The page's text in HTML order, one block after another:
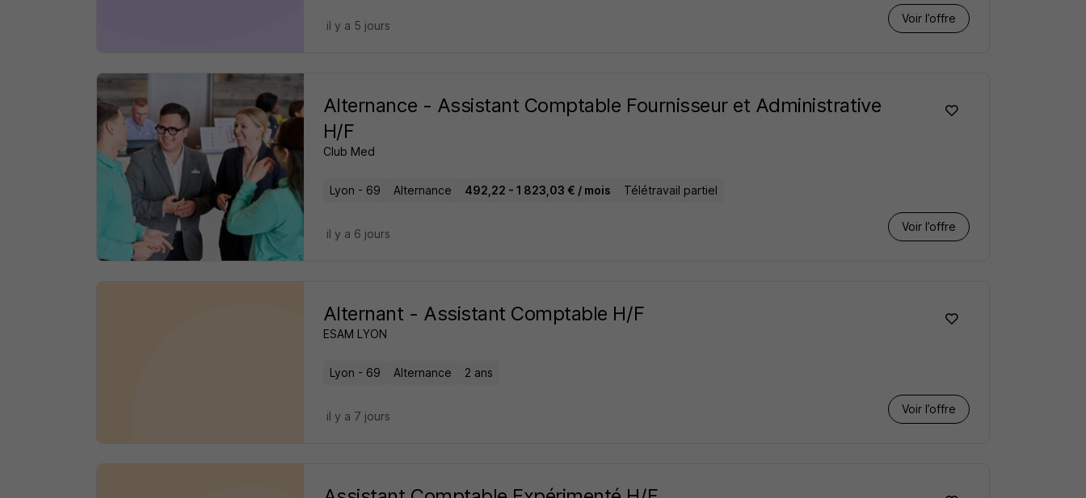
Voir l’offre
il y a 5 jours
Alternance - Assistant Comptable Fournisseur et Administrative
H/F
Club Med
Lyon - 69 Alternance 492,22 - 1 823,03 € / mois Télétravail partiel
Voir l’offre
il y a 6 jours
Alternant - Assistant Comptable H/F
ESAM LYON
Lyon - 69 Alternance 2 ans
Voir l’offre
il y a 7 jours